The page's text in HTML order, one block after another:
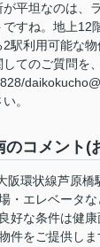
が平坦なのは、
ですね。地上12
2駅利用可能な
てのご質問を
。
のコメント(
阪環状線芦原橋
・エレベータ
好な条件は健
件をご提供し